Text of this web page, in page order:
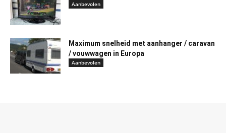
Aanbevolen
Maximum snelheid met aanhanger / caravan
/ vouwwagen in Europa
Aanbevolen